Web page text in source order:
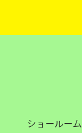
ショールー